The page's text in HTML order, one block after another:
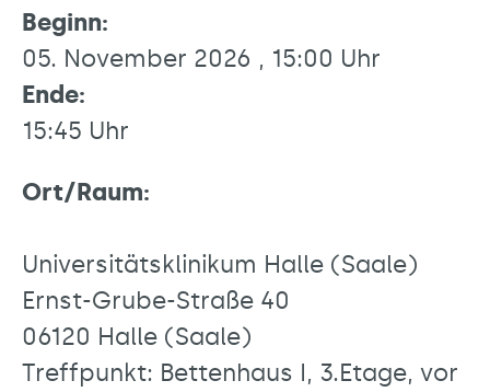
Beginn:
05. November 2026 , 15:00 Uhr
Ende:
15:45 Uhr
Ort/Raum:
Universitätsklinikum Halle (Saale)
Ernst-Grube-Straße 40
06120 Halle (Saale)
Treffpunkt: Bettenhaus I, 3.Etage, vor